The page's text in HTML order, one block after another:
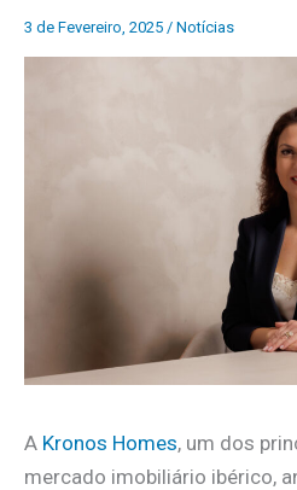
3 de Fevereiro, 2025 / Notícias
A Kronos Homes, um dos
mercado imobiliário ibérico,